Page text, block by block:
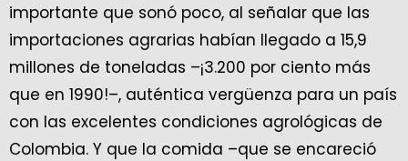
importante que sonó poco, al señalar que las
importaciones agrarias habían llegado a 15,9
millones de toneladas –¡3.200 por ciento más
que en 1990!–, auténtica vergüenza para un país
con las excelentes condiciones agrológicas de
Colombia. Y que la comida –que se encareció